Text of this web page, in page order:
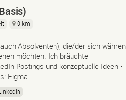
0 km
Absolventen), die/der sich währen
möchten. Ich bräuchte
Postings und konzeptuelle Ideen •
Figma…